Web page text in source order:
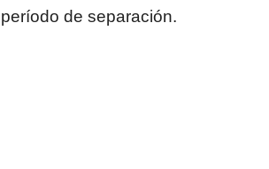
de separación.